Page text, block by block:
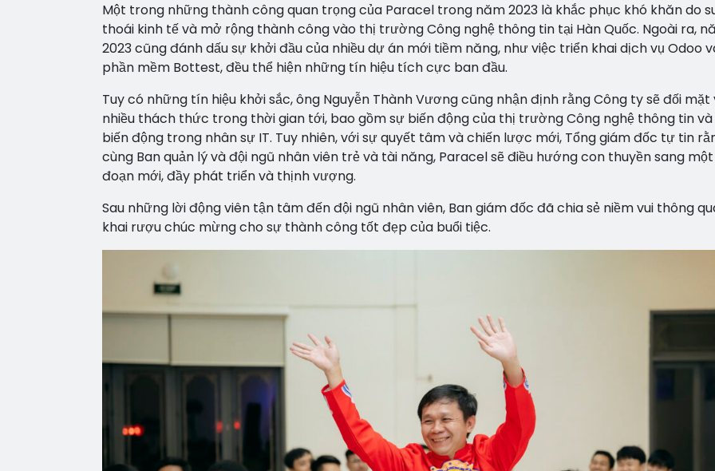
Một trong những thành công quan trọng của Paracel trong năm 2023 là khắc phục khó khăn do
thoái kinh tế và mở rộng thành công vào thị trường Công nghệ thông tin tại Hàn Quốc. Ngoài ra,
2023 cũng đánh dấu sự khởi đầu của nhiều dự án mới tiềm năng, như việc triển khai dịch vụ Odoo
phần mềm Bottest, đều thể hiện những tín hiệu tích cực ban đầu.
Tuy có những tín hiệu khởi sắc, ông Nguyễn Thành Vương cũng nhận định rằng Công ty sẽ đối mặt
nhiều thách thức trong thời gian tới, bao gồm sự biến động của thị trường Công nghệ thông tin
biến động trong nhân sự IT. Tuy nhiên, với sự quyết tâm và chiến lược mới, Tổng giám đốc tự tin
cùng Ban quản lý và đội ngũ nhân viên trẻ và tài năng, Paracel sẽ điều hướng con thuyền sang
đoạn mới, đầy phát triển và thịnh vượng.
Sau những lời động viên tận tâm đến đội ngũ nhân viên, Ban giám đốc đã chia sẻ niềm vui thông
khai rượu chúc mừng cho sự thành công tốt đẹp của buổi tiệc.